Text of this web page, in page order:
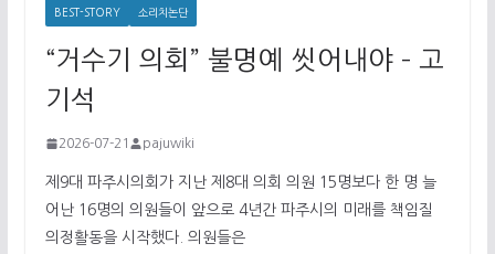
BEST-STORY 소리치논단
“거수기 의회” 불명예 씻어내야 – 고
기석
2026-07-21 pajuwiki
제9대 파주시의회가 지난 제8대 의회 의원 15명보다 한 명 늘
어난 16명의 의원들이 앞으로 4년간 파주시의 미래를 책임질
의정활동을 시작했다. 의원들은